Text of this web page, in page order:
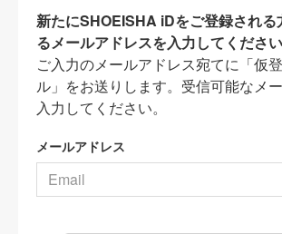
新たにSHOEISHA iDをご登録される
るメールアドレスを入力してください
ご入力のメールアドレス宛てに「仮
ル」をお送りします。受信可能なメ
入力してください。
メールアドレス